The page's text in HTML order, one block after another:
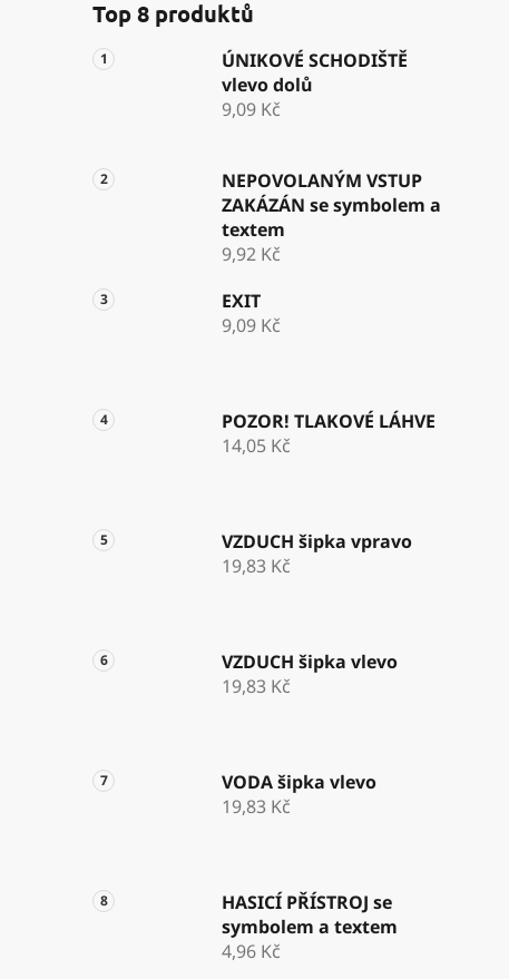
Top 8 produktů
ÚNIKOVÉ SCHODIŠTĚ
vlevo dolů
9,09 Kč
NEPOVOLANÝM VSTUP
ZAKÁZÁN se symbolem a
textem
9,92 Kč
EXIT
9,09 Kč
POZOR! TLAKOVÉ LÁHVE
14,05 Kč
VZDUCH šipka vpravo
19,83 Kč
VZDUCH šipka vlevo
19,83 Kč
VODA šipka vlevo
19,83 Kč
HASICÍ PŘÍSTROJ se
symbolem a textem
4,96 Kč